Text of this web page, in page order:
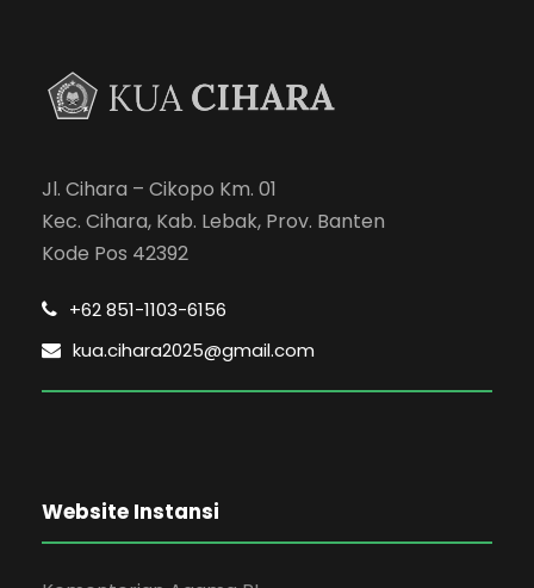
Jl. Cihara – Cikopo Km. 01
Kec. Cihara, Kab. Lebak, Prov. Banten
Kode Pos 42392
+62 851-1103-6156
kua.cihara2025@gmail.com
Website Instansi